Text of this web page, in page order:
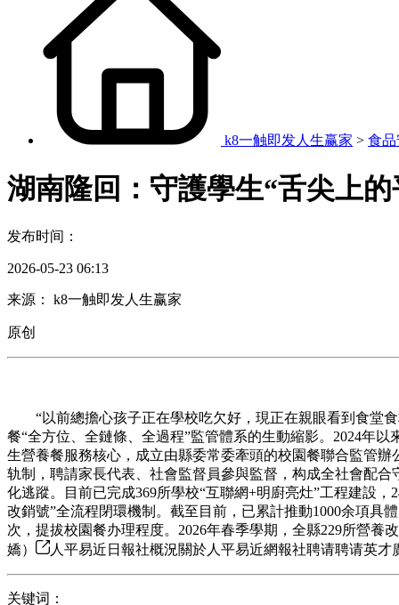
k8一触即发人生赢家 > 食
湖南隆回：守護學生“舌尖上的
发布时间：
2026-05-23 06:13
来源： k8一触即发人生赢家
原创
“以前總擔心孩子正在學校吃欠好，現正在親眼看到食堂食
餐“全方位、全鏈條、全過程”監管體系的生動縮影。2024年
生營養餐服務核心，成立由縣委常委牽頭的校園餐聯合監管
轨制，聘請家長代表、社會監督員參與監督，构成全社會配
化逃蹤。目前已完成369所學校“互聯網+明廚亮灶”工程建設
改銷號”全流程閉環機制。截至目前，已累計推動1000余項具
次，提拔校園餐办理程度。2026年春季學期，全縣229所營養
嬌）
人平易近日報社概況關於人平易近網報社聘请聘请英
关键词：